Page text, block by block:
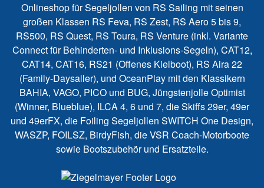
Onlineshop für Segeljollen von RS Sailing mit seinen
großen Klassen RS Feva, RS Zest, RS Aero 5 bis 9,
RS500, RS Quest, RS Toura, RS Venture (inkl. Variante
Connect für Behinderten- und Inklusions-Segeln), CAT12,
CAT14, CAT16, RS21 (Offenes Kielboot), RS Aira 22
(Family-Daysailer), und OceanPlay mit den Klassikern
BAHIA, VAGO, PICO und BUG, Jüngstenjolle Optimist
(Winner, Blueblue), ILCA 4, 6 und 7, die Skiffs 29er, 49er
und 49erFX, die Foiling Segeljollen SWITCH One Design,
WASZP, FOILSZ, BirdyFish, die VSR Coach-Motorboote
sowie Bootszubehör und Ersatzteile.